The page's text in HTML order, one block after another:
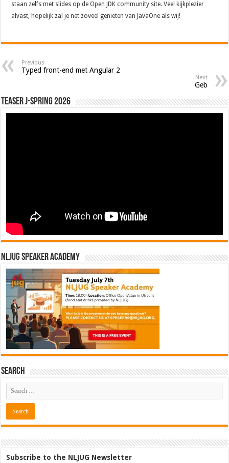
staan zelfs met slides op de Open JDK community site. Veel kijkplezier
alvast, hopelijk zal je net zoveel genieten van JavaOne als wij!
Previous
Typed front-end met Angular 2
Next
Geb
Teaser J-Spring 2026
NLJUG Speaker Academy
Search
Subscribe to the NLJUG Newsletter